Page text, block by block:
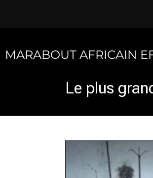
MARABOUT AFRICAIN
Le plus